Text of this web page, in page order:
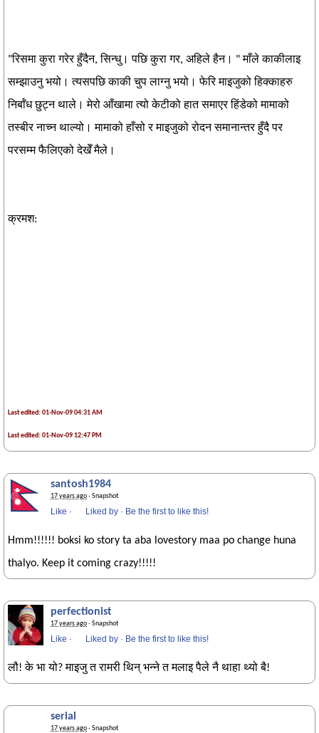
"रिसमा कुरा गरेर हुँदैन, सिन्धु। पछि कुरा गर, अहिले हैन। " माँले काकीलाइ
सम्झाउनु भयो। त्यसपछि काकी चुप लाग्नु भयो। फेरि माइजुको हिक्काहरु
निर्बाँध छुट्न थाले। मेरो आँखामा त्यो केटीको हात समाएर हिंडेको मामाको
तस्बीर नाच्न थाल्यो। मामाको हाँसो र माइजुको रोदन समानान्तर हुँदै पर
परसम्म फैलिएको देखेँ मैले।
क्रमश:
Last edited: 01-Nov-09 04:31 AM
Last edited: 01-Nov-09 12:47 PM
santosh1984
17 years ago· Snapshot
Like · Liked by · Be the first to like this!
Hmm!!!!!! boksi ko story ta aba lovestory maa po change huna
thalyo. Keep it coming crazy!!!!!
perfectionist
17 years ago· Snapshot
Like · Liked by · Be the first to like this!
लौ! के भा यो? माइजु त रामरी थिन् भन्ने त मलाइ पैले नै थाहा थ्यो बै!
serial
17 years ago· Snapshot